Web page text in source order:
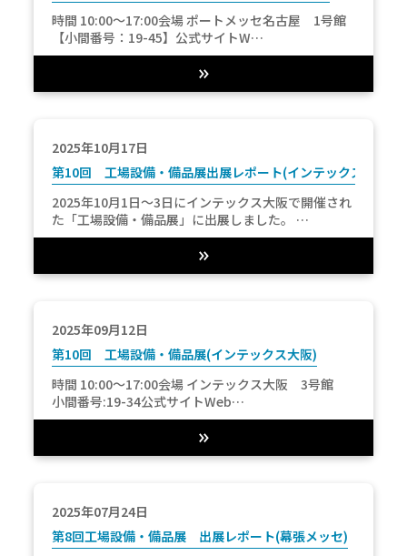
時間 10:00～17:00会場 ポートメッセ名古屋 1号館
【小間番号：19-45】公式サイトW…
2025年10月17日
第10回 工場設備・備品展出展レポート(インテックス)
2025年10月1日～3日にインテックス大阪で開催され
た「工場設備・備品展」に出展しました。 …
2025年09月12日
第10回 工場設備・備品展(インテックス大阪)
時間 10:00～17:00会場 インテックス大阪 3号館
小間番号:19-34公式サイトWeb…
2025年07月24日
第8回工場設備・備品展 出展レポート(幕張メッセ)